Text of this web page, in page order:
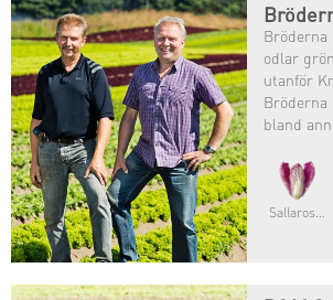
Bröderna
odlar
utanför
Bröderna
bland
sig på
i störreSallarossa®